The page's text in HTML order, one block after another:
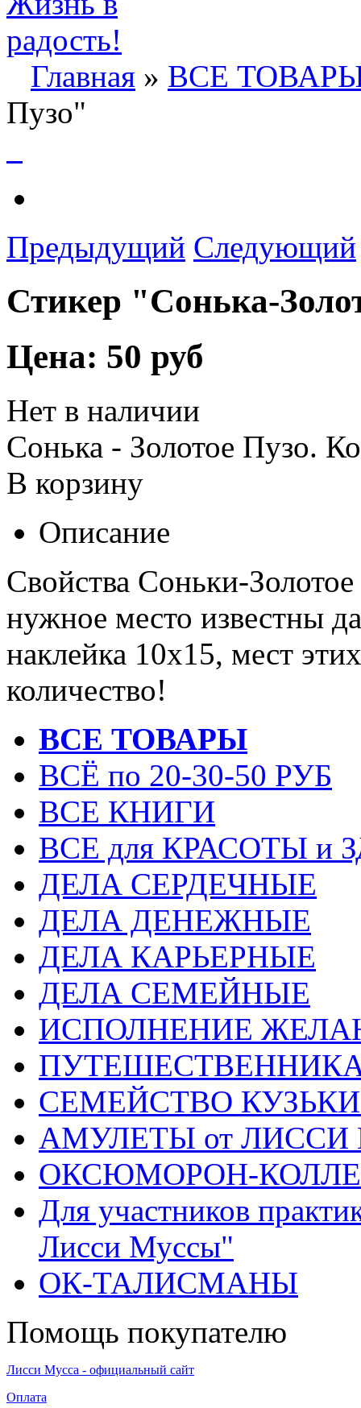
Главная » ВСЕ
Пузо"
Предыдущий Следующий
Стикер "Сонька-
Цена: 50 руб
Нет в наличии
Сонька - Золотое Пузо.
В корзину
Описание
Свойства Соньки-
нужное место известны
наклейка 10х15, мест
количество!
ВСЕ ТОВАРЫ
ВСЁ по 20-30-50 РУБ
ВСЕ КНИГИ
ВСЕ для КРАСОТЫ и
ДЕЛА СЕРДЕЧНЫЕ
ДЕЛА ДЕНЕЖНЫЕ
ДЕЛА КАРЬЕРНЫЕ
ДЕЛА СЕМЕЙНЫЕ
ИСПОЛНЕНИЕ
СЕМЕЙСТВО
АМУЛЕТЫ от
ОКСЮМОРОН-
Для участников
Лисси Муссы"
ОК-ТАЛИСМАНЫ
Помощь покупателю
Лисси Мусса - официальный сайт
Оплата